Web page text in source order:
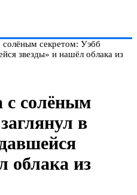
солёным секретом: Уэбб
звезды» и нашёл облака из
с солёным
в
облака из